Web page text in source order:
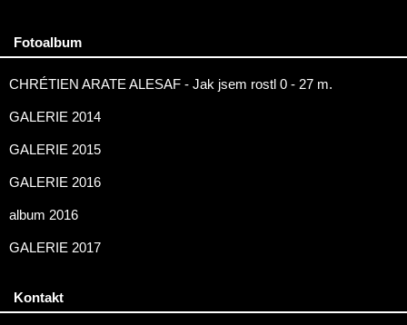
Fotoalbum
CHRÉTIEN ARATE ALESAF - Jak jsem rostl 0 - 27 m.
GALERIE 2014
GALERIE 2015
GALERIE 2016
album 2016
GALERIE 2017
Kontakt